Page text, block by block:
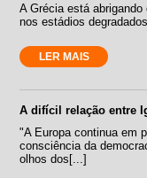
A Grécia está
nos estádios
LER MAIS
A difícil relação entre
"A Europa continua em
consciência da
olhos dos[...]